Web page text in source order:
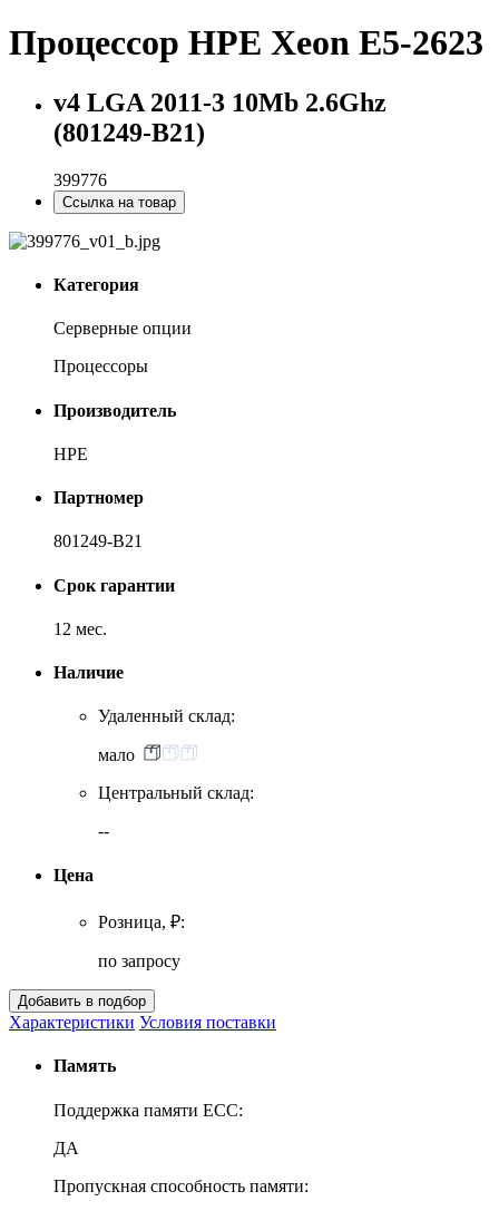
Процессор HPE Xeon E5-2623
v4 LGA 2011-3 10Mb 2.6Ghz
(801249-B21)
399776
Ссылка на товар
Категория
Серверные опции
Процессоры
Производитель
HPE
Партномер
801249-B21
Срок гарантии
12 мес.
Наличие
Удаленный склад:
мало
Центральный склад:
--
Цена
Розница, ₽:
по запросу
Характеристики Условия поставки
Память
Поддержка памяти ECC:
ДА
Пропускная способность памяти: